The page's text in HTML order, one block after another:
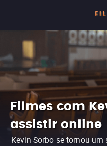
Filmes com
assistir online
Kevin Sorbo se tornou